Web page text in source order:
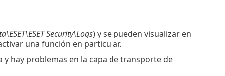
Security\Logs) y se pueden visualizar en
una función en particular.
y hay problemas en la capa de transporte de